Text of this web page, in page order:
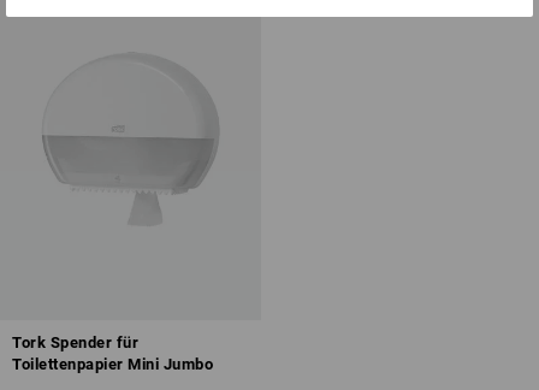
Tork Spender für
Toilettenpapier Mini Jumbo